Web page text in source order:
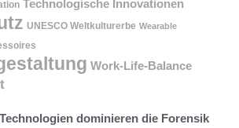
Technologische Innovationen
UNESCO Weltkulturerbe Wearable
Work-Life-Balance
dominieren die Forensik